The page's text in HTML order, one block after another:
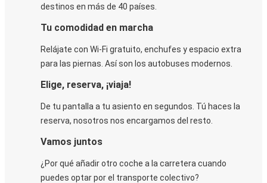
destinos en más de 40 países.
Tu comodidad en marcha
Relájate con Wi-Fi gratuito, enchufes y espacio extra
para las piernas. Así son los autobuses modernos.
Elige, reserva, ¡viaja!
De tu pantalla a tu asiento en segundos. Tú haces la
reserva, nosotros nos encargamos del resto.
Vamos juntos
¿Por qué añadir otro coche a la carretera cuando
puedes optar por el transporte colectivo?